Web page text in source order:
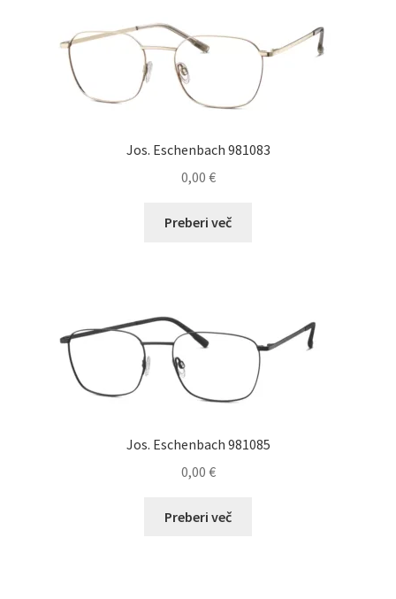
Jos. Eschenbach 981083
0,00 €
Preberi več
Jos. Eschenbach 981085
0,00 €
Preberi več